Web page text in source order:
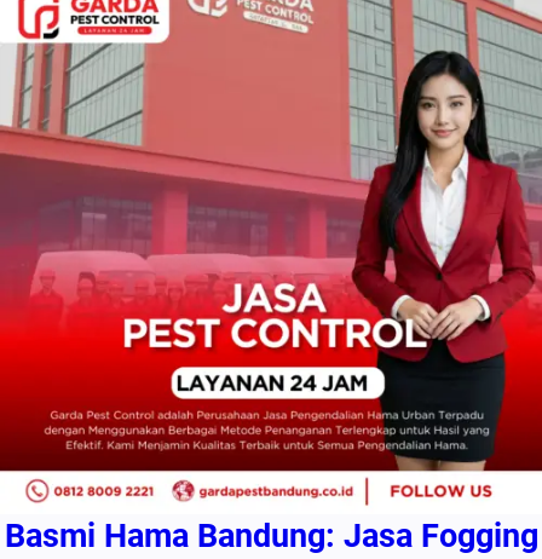
Basmi Hama Bandung: Jasa Fogging